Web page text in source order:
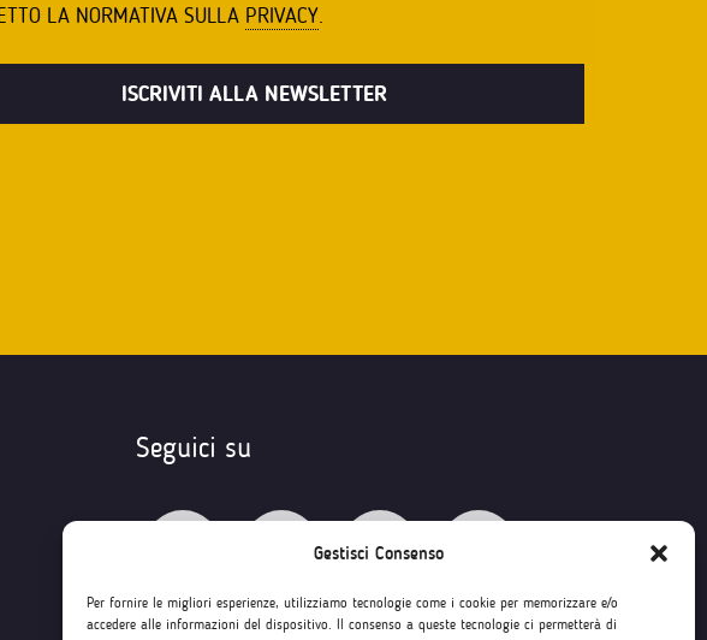
Gestisci Consenso
Per fornire le migliori esperienze, utilizziamo tecnologie come i cookie per memorizzare e/o
accedere alle informazioni del dispositivo. Il consenso a queste tecnologie ci permetterà di
LA NORMATIVA SULLA PRIVACY.
Seguici su